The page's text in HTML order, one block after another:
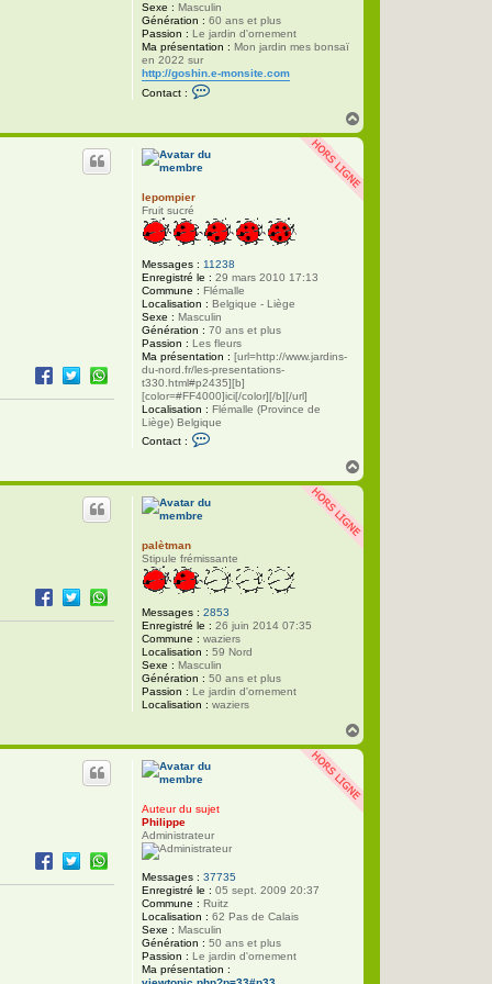
Sexe : Masculin
Génération : 60 ans et plus
Passion : Le jardin d'ornement
Ma présentation : Mon jardin mes bonsaï
en 2022 sur
http://goshin.e-monsite.com
Contact :
a
o
s
h
n
a
u
lepompier
Fruit sucré
Messages : 11238
Enregistré le : 29 mars 2010 17:13
Commune : Flémalle
Localisation : Belgique - Liège
Sexe : Masculin
Génération : 70 ans et plus
Passion : Les fleurs
Ma présentation : [url=http://www.jardins-
du-nord.fr/les-presentations-
t330.html#p2435][b]
[color=#FF4000]ici[/color][/b][/url]
Localisation : Flémalle (Province de
Liège) Belgique
Contact :
a
e
p
o
p
i
e
r
a
u
palètman
Stipule frémissante
Messages : 2853
Enregistré le : 26 juin 2014 07:35
Commune : waziers
Localisation : 59 Nord
Sexe : Masculin
Génération : 50 ans et plus
Passion : Le jardin d'ornement
Localisation : waziers
a
u
Auteur du sujet
Philippe
Administrateur
Messages : 37735
Enregistré le : 05 sept. 2009 20:37
Commune : Ruitz
Localisation : 62 Pas de Calais
Sexe : Masculin
Génération : 50 ans et plus
Passion : Le jardin d'ornement
Ma présentation :